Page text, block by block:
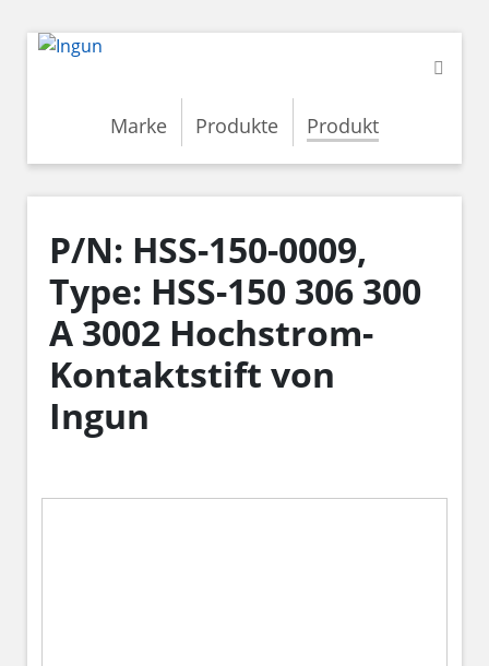
Marke Produkte Produkt
P/N: HSS-150-0009,
Type: HSS-150 306 300
A 3002 Hochstrom-
Kontaktstift von
Ingun